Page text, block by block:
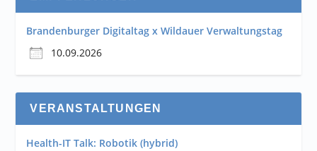
Brandenburger Digitaltag x Wildauer Verwaltungstag
10.09.2026
VERANSTALTUNGEN
Health-IT Talk: Robotik (hybrid)